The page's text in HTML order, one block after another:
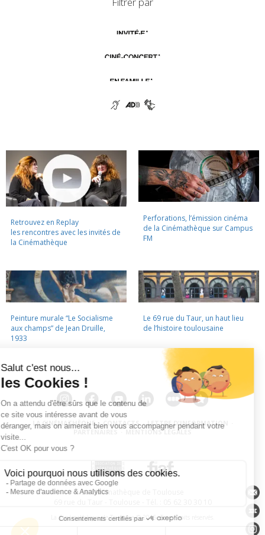
Retrouvez en Replay
les rencontres avec les invités de
la Cinémathèque
Perforations, l’émission cinéma
de la Cinémathèque sur Campus
FM
Peinture murale “Le Socialisme
aux champs” de Jean Druille,
1933
Le 69 rue du Taur, un haut lieu
de l’histoire toulousaine
LA CINÉMATHÈQUE · CONTACTS · LETTRE D'INFORMATION
PARTENAIRES · MENTIONS LÉGALES
La Cinémathèque de Toulouse
La Cinémathèque de Toulouse © 2015. Tous droits réservés.